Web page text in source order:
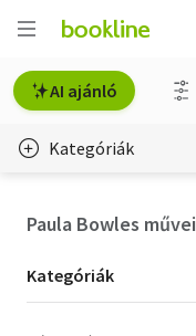
AI ajánló
Kategóriák
Paula Bowles művei
Kategória
szűrés
Kategóriák